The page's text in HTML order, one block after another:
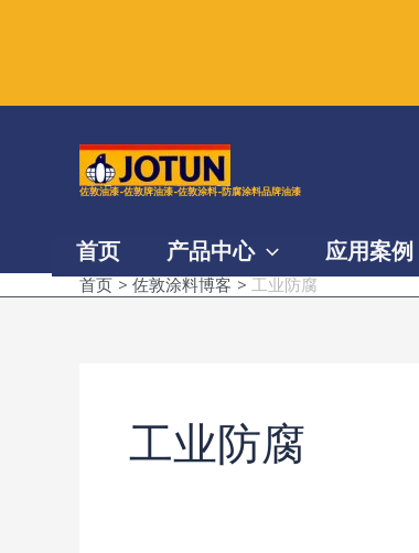
容
佐敦油漆-佐敦牌油漆-佐敦涂料-防腐涂料品牌油漆
首页 产品中心 应用案例
首页 佐敦涂料博客 工业防腐
工业防腐